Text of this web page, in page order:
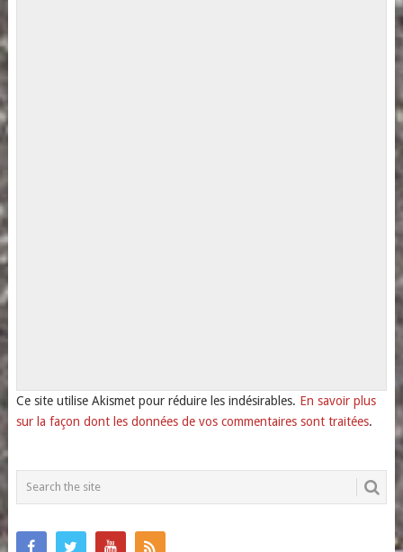
Ce site utilise Akismet pour réduire les indésirables. En savoir plus
sur la façon dont les données de vos commentaires sont traitées.